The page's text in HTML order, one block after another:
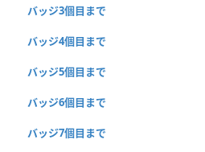
バッジ3個目まで
バッジ4個目まで
バッジ5個目まで
バッジ6個目まで
バッジ7個目まで